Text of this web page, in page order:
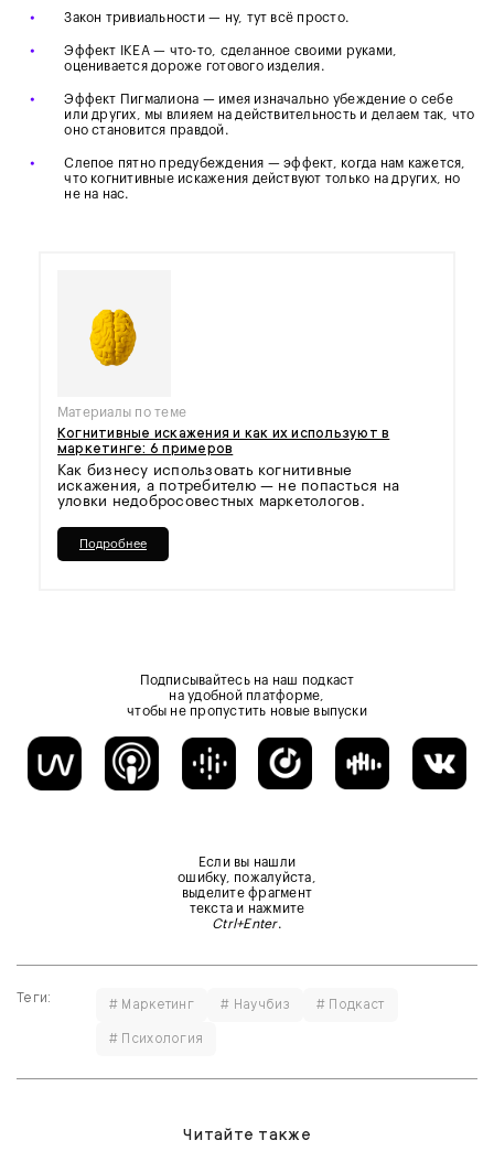
• Закон тривиальности — ну, тут всё просто.
•
Эффект IKEA — что-то, сделанное своими руками,
оценивается дороже готового изделия.
•
Эффект Пигмалиона — имея изначально убеждение о себе
или других, мы влияем на действительность и делаем так, что
оно становится правдой.
•
Слепое пятно предубеждения — эффект, когда нам кажется,
что когнитивные искажения действуют только на других, но
не на нас.
Материалы по теме
Когнитивные искажения и как их используют в
маркетинге: 6 примеров
Как бизнесу использовать когнитивные
искажения, а потребителю — не попасться на
уловки недобросовестных маркетологов.
Подробнее
Подписывайтесь на наш подкаст
на удобной платформе,
чтобы не пропустить новые выпуски
Если вы нашли
ошибку, пожалуйста,
выделите фрагмент
текста и нажмите
Ctrl+Enter.
Теги: # Маркетинг # Научбиз
# Подкаст
# Психология
Читайте также